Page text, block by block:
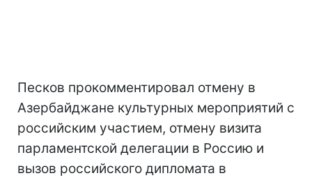
Песков прокомментировал отмену в
Азербайджане культурных мероприятий с
российским участием, отмену визита
парламентской делегации в Россию и
вызов российского дипломата в